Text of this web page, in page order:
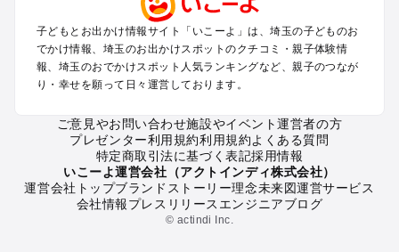
川口・戸田・和光・朝霞のプールお出かけ
飯能・坂戸・東松山・日高のプールお出かけ
久喜・行田・加須・羽生のプールお出かけ
熊谷・太田・足利・古河のプールお出かけ
埼玉の定番お出かけスポット
埼玉の遊園地
埼玉の動物園
埼玉のバーベキュー
子どもとお出かけ情報サイト「いこーよ」は、埼玉の子どものお
でかけ情報、埼玉のお出かけスポットのクチコミ・親子体験情
報、埼玉のおでかけスポット人気ランキングなど、親子のつなが
り・幸せを願って日々運営しております。
ご意見やお問い合わせ施設やイベント運営者の方
プレゼンター利用規約利用規約よくある質問
特定商取引法に基づく表記採用情報
いこーよ運営会社（アクトインディ株式会社）
運営会社トップブランドストーリー理念未来図運営サービス
会社情報プレスリリース エンジニアブログ
© actindi Inc.